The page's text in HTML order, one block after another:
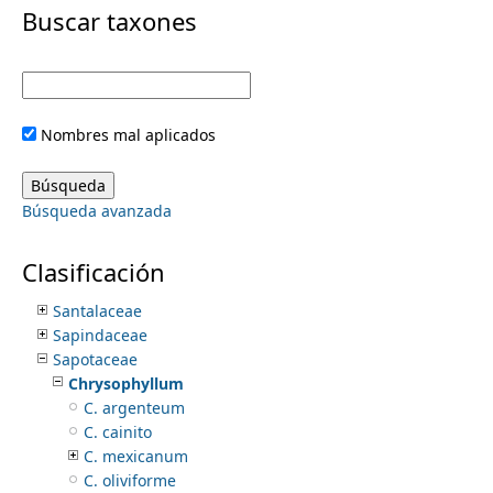
i
m
r
y
t
n
u
Buscar taxones
Nombres mal aplicados
Búsqueda avanzada
Clasificación
Proteaceae
Ranunculaceae
Rhizophoraceae
Rubiaceae
Ruppiaceae
Sabiaceae
Salicaceae
Santalaceae
Sapindaceae
Sapotaceae
Chrysophyllum
C. argenteum
C. cainito
C. mexicanum
C. oliviforme